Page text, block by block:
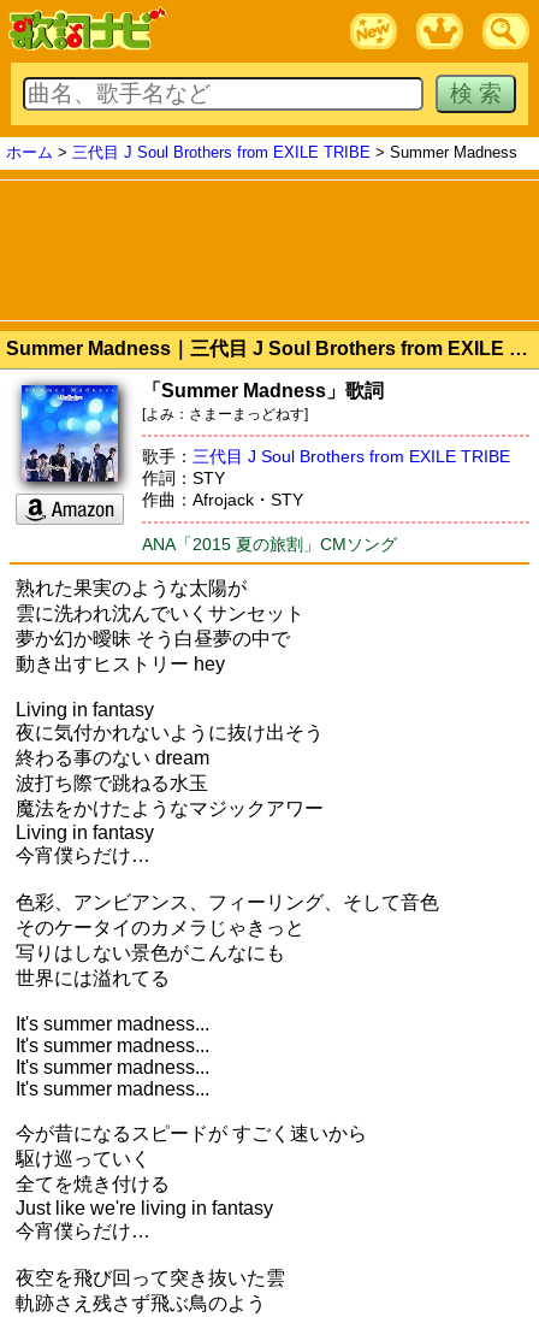
ホーム > 三代目 J Soul Brothers from EXILE TRIBE > Summer Madness
Summer Madness｜三代目 J Soul Brothers from EXILE TRIBE 歌詞
「Summer Madness」歌詞
[よみ：さまーまっどねす]
歌手： 三代目 J Soul Brothers from EXILE TRIBE
作詞：STY
作曲：Afrojack・STY
ANA「2015 夏の旅割」CMソング
熟れた果実のような太陽が
雲に洗われ沈んでいくサンセット
夢か幻か曖昧 そう白昼夢の中で
動き出すヒストリー hey
Living in fantasy
夜に気付かれないように抜け出そう
終わる事のない dream
波打ち際で跳ねる水玉
魔法をかけたようなマジックアワー
Living in fantasy
今宵僕らだけ…
色彩、アンビアンス、フィーリング、そして音色
そのケータイのカメラじゃきっと
写りはしない景色がこんなにも
世界には溢れてる
It's summer madness...
It's summer madness...
It's summer madness...
It's summer madness...
今が昔になるスピードが すごく速いから
駆け巡っていく
全てを焼き付ける
Just like we're living in fantasy
今宵僕らだけ…
夜空を飛び回って突き抜いた雲
軌跡さえ残さず飛ぶ鳥のよう